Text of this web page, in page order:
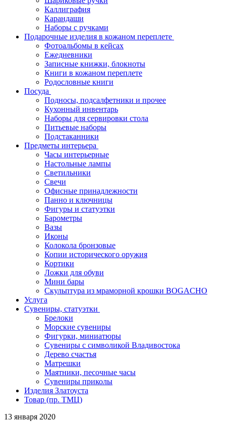
Каллиграфия
Карандаши
Наборы с ручками
Подарочные изделия в кожаном переплете
Фотоальбомы в кейсах
Ежедневники
Записные книжки, блокноты
Книги в кожаном переплете
Родословные книги
Посуда
Подносы, подсалфетники и прочее
Кухонный инвентарь
Наборы для сервировки стола
Питьевые наборы
Подстаканники
Предметы интерьера
Часы интерьерные
Настольные лампы
Светильники
Свечи
Офисные принадлежности
Панно и ключницы
Фигуры и статуэтки
Барометры
Вазы
Иконы
Колокола бронзовые
Копии исторического оружия
Кортики
Ложки для обуви
Мини бары
Скульптура из мраморной крошки BOGACHO
Услуга
Сувениры, статуэтки
Брелоки
Морские сувениры
Фигурки, миниатюры
Сувениры с символикой Владивостока
Дерево счастья
Матрешки
Маятники, песочные часы
Сувениры приколы
Изделия Златоуста
Товар (пр. ТМЦ)
13 января 2020